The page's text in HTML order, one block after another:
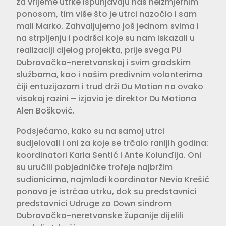
ponosom, tim više što je utrci nazočio i sam
mali Marko. Zahvaljujemo još jednom svima i
na strpljenju i podršci koje su nam iskazali u
realizaciji cijelog projekta, prije svega PU
Dubrovačko-neretvanskoj i svim gradskim
službama, kao i našim predivnim volonterima
čiji entuzijazam i trud drži Du Motion na ovako
visokoj razini – izjavio je direktor Du Motiona
Alen Bošković.
Podsjećamo, kako su na samoj utrci
sudjelovali i oni za koje se trčalo ranijih godina:
koordinatori Karla Sentić i Ante Kolunđija. Oni
su uručili pobjedničke trofeje najbržim
sudionicima, najmlađi koordinator Nevio Krešić
ponovo je istrčao utrku, dok su predstavnici
predstavnici Udruge za Down sindrom
Dubrovačko-neretvanske županije dijelili